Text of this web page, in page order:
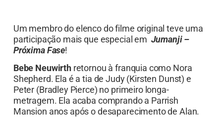
Um membro do elenco do filme original teve uma
participação mais que especial em Jumanji –
Próxima Fase!
Bebe Neuwirthretornou à franquia como Nora
Shepherd. Ela é a tia de Judy (Kirsten Dunst) e
Peter (Bradley Pierce) no primeiro longa-
metragem. Ela acaba comprandoa Parrish
Mansion anos após o desaparecimento de Alan.